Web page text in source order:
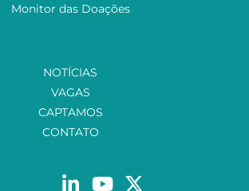
Monitor das Doações
NOTÍCIAS
VAGAS
CAPTAMOS
CONTATO